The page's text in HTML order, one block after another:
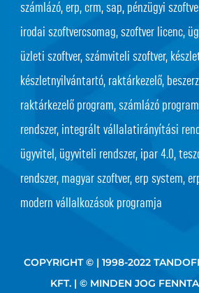
számlázó, erp, crm, sap, pénzügyi
irodai szoftvercsomag, szoftver licenc,
üzleti szoftver, számviteli szoftver,
készletnyilvántartó, raktárkezelő,
raktárkezelő program, számlázó
rendszer, integrált vállalatirányítási
ügyvitel, ügyviteli rendszer, ipar 4.0,
rendszer, magyar szoftver, erp system,
modern vállalkozások programja
COPYRIGHT © | 1998-2022
KFT. | © MINDEN JOG